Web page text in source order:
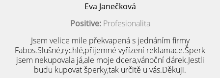
Eva Janečková
Positive:Profesionalita
Jsem velice mile překvapená s jednáním firmy
Fabos.Slušné,rychlé,přijemné vyřízení reklamace.Šperk
jsem nekupovala já,ale moje dcera,vánoční dárek.Jestli
budu kupovat šperky,tak určitě u vás.Děkuji.